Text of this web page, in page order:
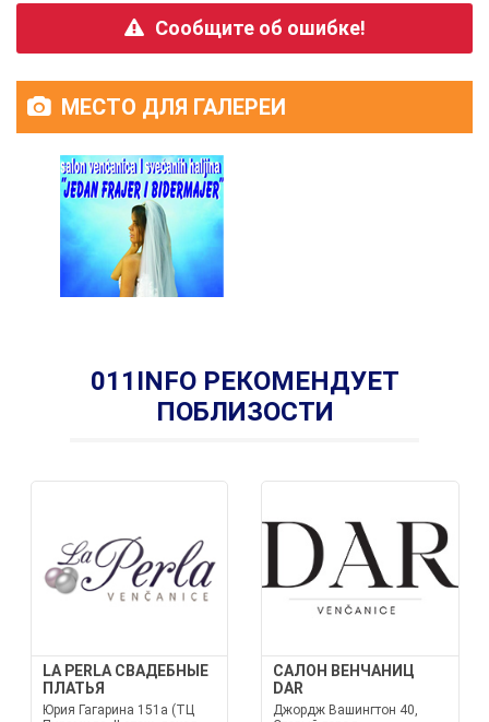
Сообщите об ошибке!
МЕСТО ДЛЯ ГАЛЕРЕИ
011INFO РЕКОМЕНДУЕТ
ПОБЛИЗОСТИ
LA PERLA СВАДЕБНЫЕ
ПЛАТЬЯ
Юрия Гагарина 151а (ТЦ
САЛОН ВЕНЧАНИЦ
DAR
Джордж Вашингтон 40,